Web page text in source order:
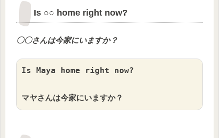
Is ○○ home right now?
〇〇さんは今家にいますか？
Is Maya home right now?
マヤさんは今家にいますか？